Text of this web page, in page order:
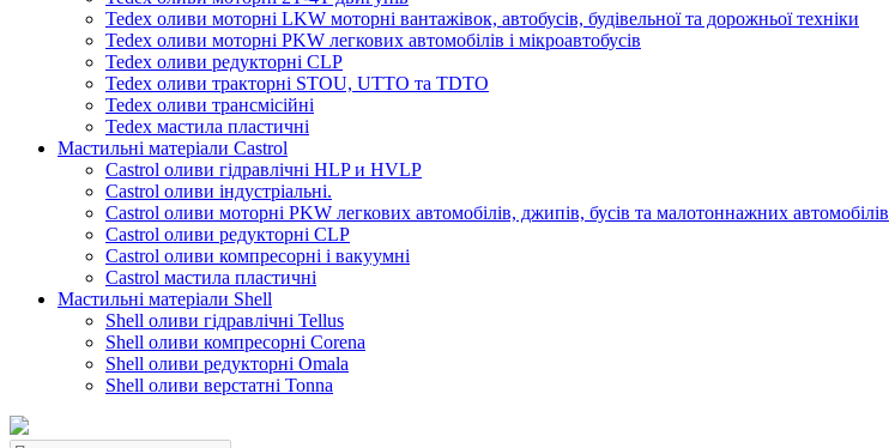
Tedex оливи моторні LKW моторні вантажівок, автобусів, будівельної та дорожньої техніки
Tedex оливи моторні PKW легкових автомобілів і мікроавтобусів
Tedex оливи редукторні CLP
Tedex оливи тракторні STOU, UTTO та TDTO
Tedex оливи трансмісійні
Tedex мастила пластичні
Мастильні матеріали Castrol
Castrol оливи гідравлічні HLP и HVLP
Castrol оливи індустріальні.
Castrol оливи моторні PKW легкових автомобілів, джипів, бусів та малотоннажних автомобілів
Castrol оливи редукторні CLP
Castrol оливи компресорні і вакуумні
Castrol мастила пластичні
Мастильні матеріали Shell
Shell оливи гідравлічні Tellus
Shell оливи компресорні Corena
Shell оливи редукторні Omala
Shell оливи верстатні Tonna